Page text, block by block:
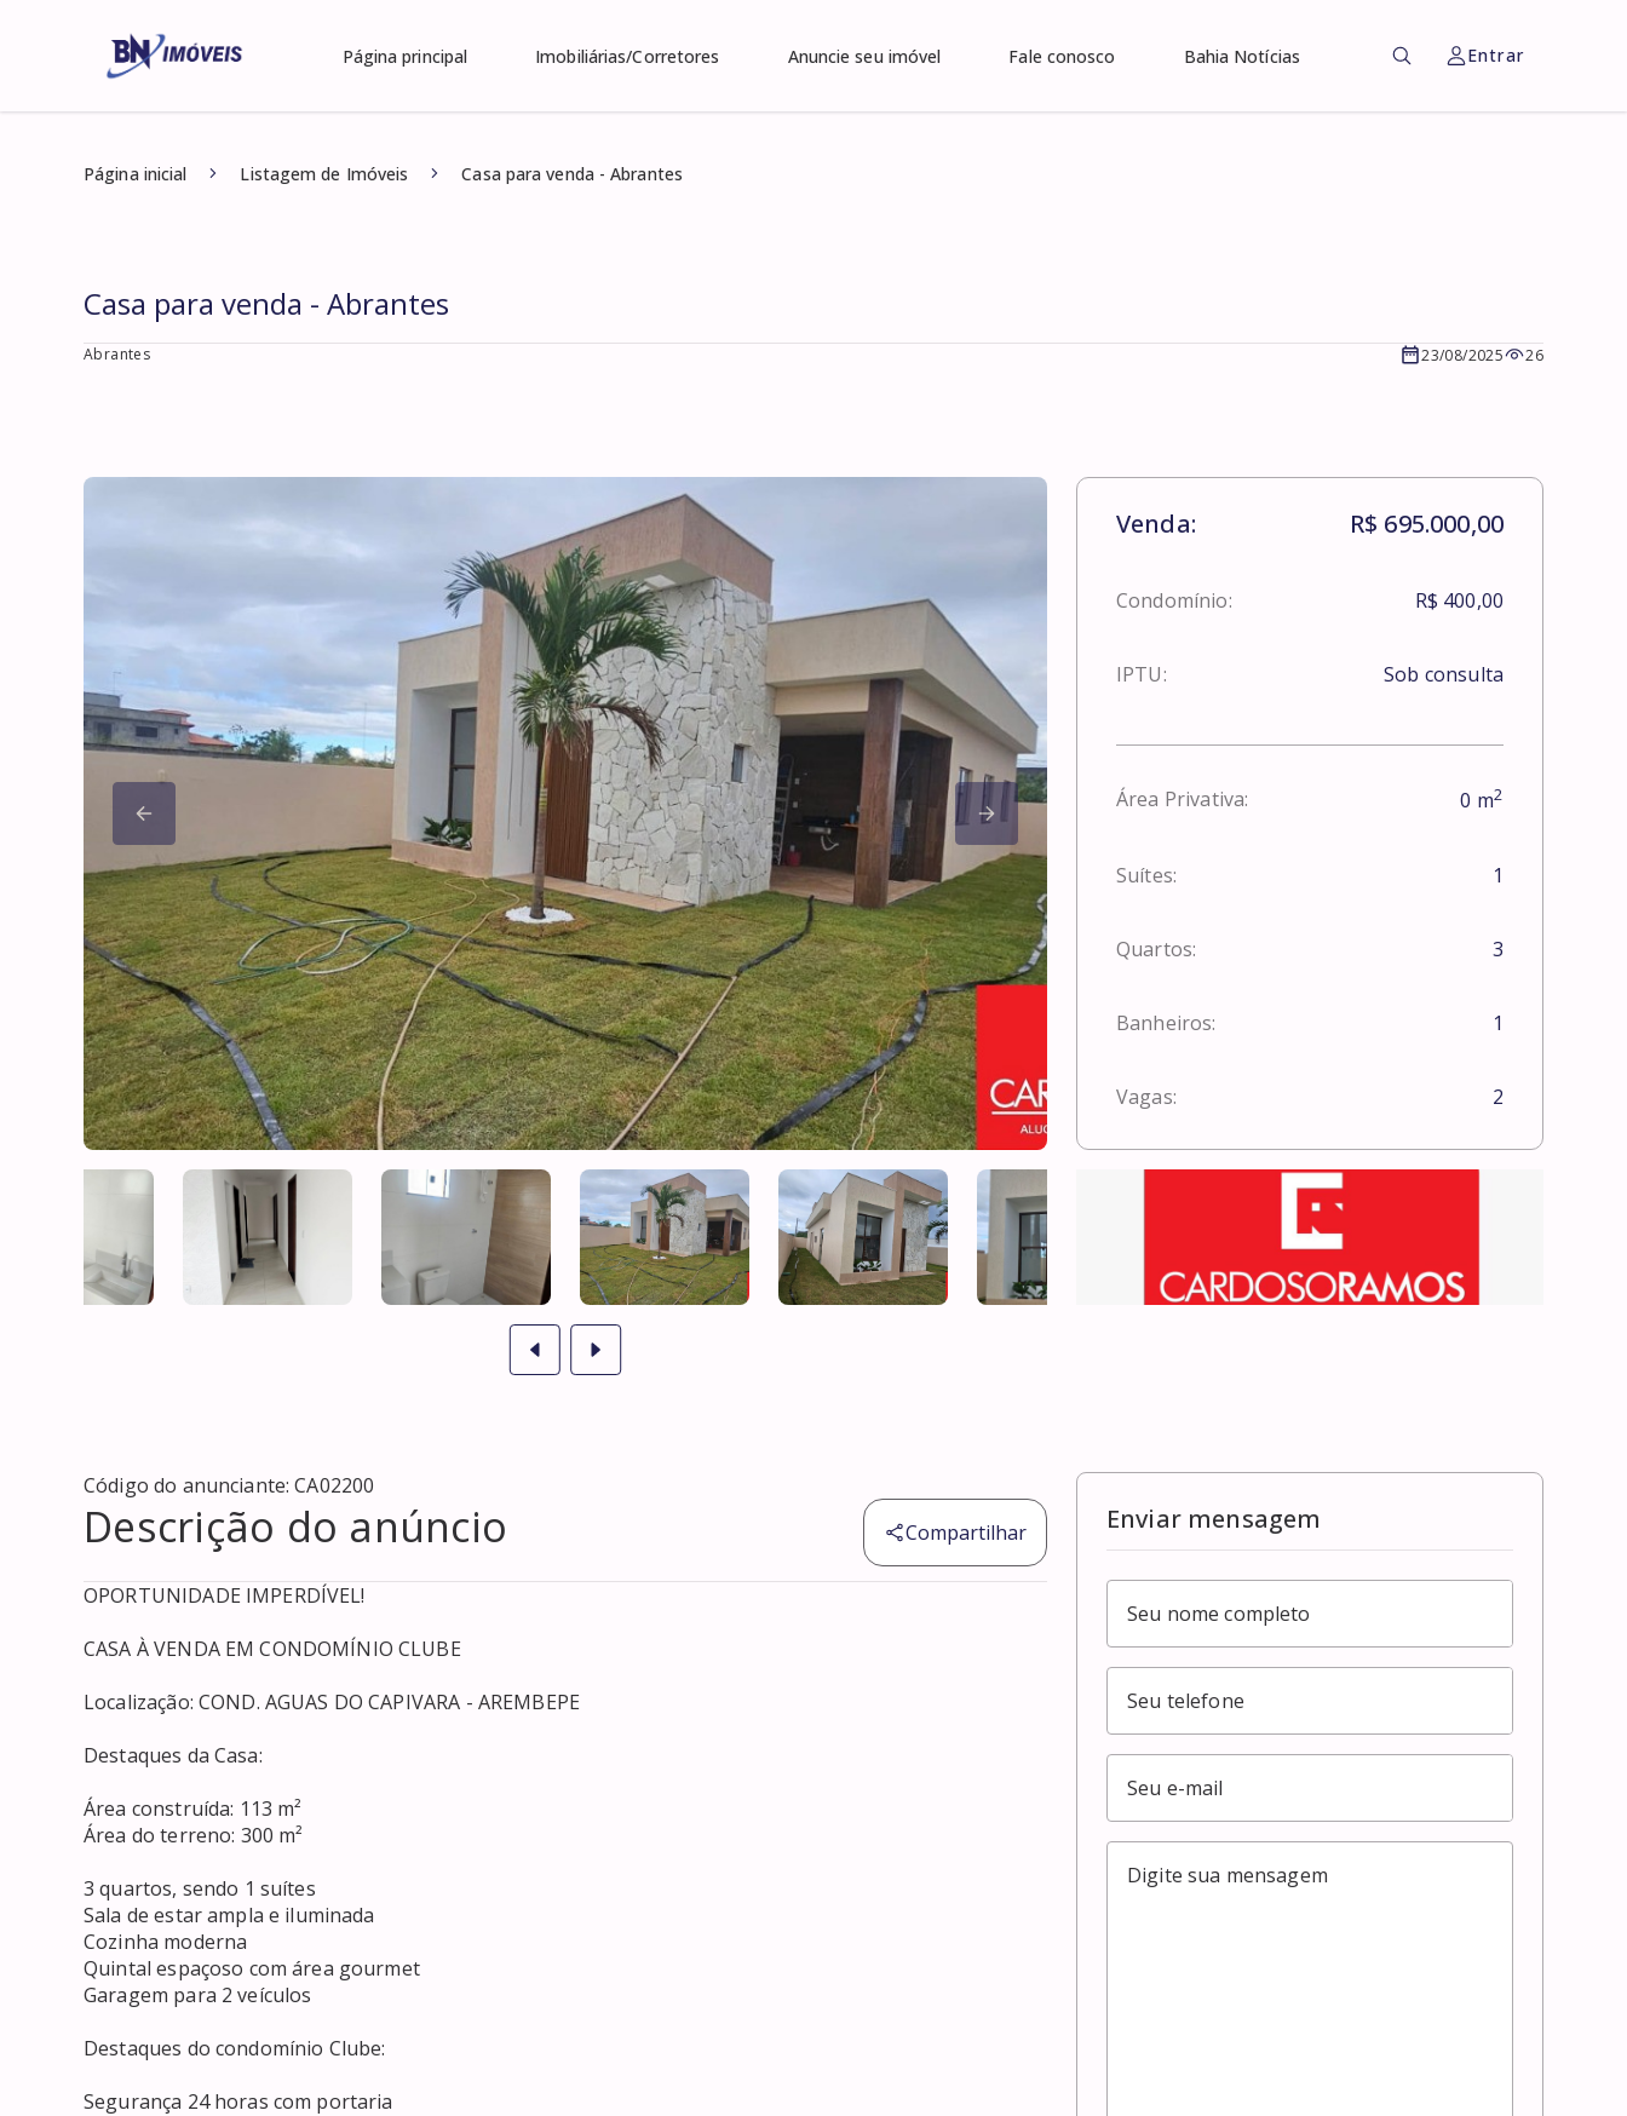
Página principal Imobiliárias/Corretores Anuncie seu imóvel Fale conosco Bahia Notícias Entrar
Página inicial Listagem de Imóveis Casa para venda - Abrantes
Casa para venda - Abrantes
Abrantes 23/08/2025 26
Venda: R$ 695.000,00
Condomínio: R$ 400,00
IPTU: Sob consulta
Área Privativa: 0 m2
Suítes: 1
Quartos: 3
Banheiros: 1
Vagas: 2
Código do anunciante:CA02200
Descrição do anúncio Compartilhar
OPORTUNIDADE IMPERDÍVEL!
CASA À VENDA EM CONDOMÍNIO CLUBE
Localização: COND. AGUAS DO CAPIVARA - AREMBEPE
Destaques da Casa:
Área construída: 113 m²
Área do terreno: 300 m²
3 quartos, sendo 1 suítes
Sala de estar ampla e iluminada
Cozinha moderna
Quintal espaçoso com área gourmet
Garagem para 2 veículos
Destaques do condomínio Clube:
Segurança 24 horas com portaria
Enviar mensagem